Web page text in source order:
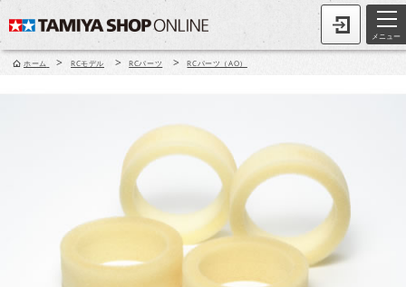
メニュー
ホーム > RCモデル > RCパーツ > RCパーツ（AO）